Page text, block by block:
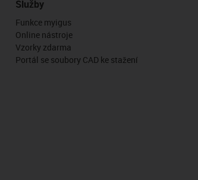
Služby
Funkce myigus
Online nástroje
Vzorky zdarma
Portál se soubory CAD ke stažení